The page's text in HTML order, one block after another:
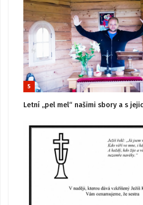
5
Letní „pel mel“ našimi sbory a s